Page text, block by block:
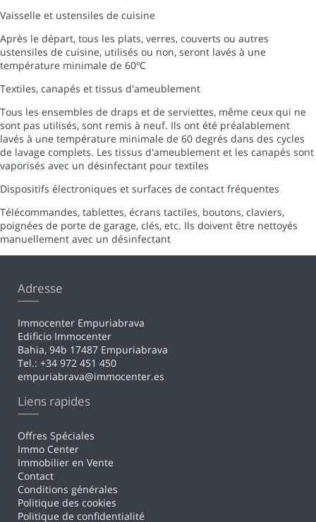
Vaisselle et ustensiles de cuisine
Après le départ, tous les plats, verres, couverts ou autres
ustensiles de cuisine, utilisés ou non, seront lavés à une
température minimale de 60ºC
Textiles, canapés et tissus d'ameublement
Tous les ensembles de draps et de serviettes, même ceux qui ne
sont pas utilisés, sont remis à neuf. Ils ont été préalablement
lavés à une température minimale de 60 degrés dans des cycles
de lavage complets. Les tissus d'ameublement et les canapés sont
vaporisés avec un désinfectant pour textiles
Dispositifs électroniques et surfaces de contact fréquentes
Télécommandes, tablettes, écrans tactiles, boutons, claviers,
poignées de porte de garage, clés, etc. Ils doivent être nettoyés
manuellement avec un désinfectant
Adresse
Immocenter Empuriabrava
Edificio Immocenter
Bahia, 94b 17487 Empuriabrava
Tel.: +34 972 451 450
empuriabrava@immocenter.es
Liens rapides
Offres Spéciales
Immo Center
Immobilier en Vente
Contact
Conditions générales
Politique des cookies
Politique de confidentialité